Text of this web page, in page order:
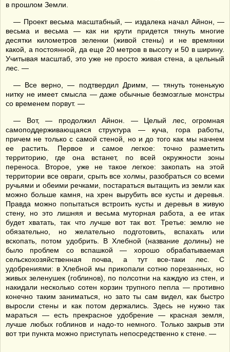
в прошлом Земли.
— Проект весьма масштабный, — издалека начал Айнон, —
весьма и весьма — как ни крути придется тянуть многие
десятки километров зеленки (живой стены) и не времянки
какой, а постоянной, да еще 20 метров в высоту и 50 в ширину.
Учитывая масштаб, это уже не просто живая стена, а цельный
лес. —
— Все верно, — подтвердил Дримм, — тянуть тоненькую
нитку не имеет смысла — даже обычные безмозглые монстры
со временем порвут. —
— Вот, — продолжил Айнон. — Целый лес, огромная
самоподдерживающаяся структура — куча, гора работы,
причем не только с самой стеной, но и до того как мы начнем
ее растить. Первое и самое легкое: точно разметить
территорию, где она встанет, по всей окружности зоны
переноса. Второе, уже не такое легкое: закопать на этой
территории все овраги, срыть все холмы, разобраться со всеми
ручьями и обеими речками, постараться вытащить из земли как
можно больше камня, на хрен вырубить все кусты и деревья.
Правда можно попытаться встроить кусты и деревья в живую
стену, но это лишняя и весьма муторная работа, а ее итак
будет хватать, так что лучше вот так вот. Третье: землю не
обязательно, но желательно подготовить, вспахать или
вскопать, потом удобрить. В Хлебной (название долины) не
было проблем со вспашкой — хорошо обрабатываемая
сельскохозяйственная почва, а тут все-таки лес. С
удобрениями: в Хлебной мы прикопали сотню порезанных, но
живых зеленушек (гоблинов), по полсотни на каждую из стен, и
накидали несколько сотен корзин трупного пепла — противно
конечно таким заниматься, но зато ты сам видел, как быстро
выросли стены и как потом держались. Здесь не нужно так
мараться — есть прекрасное удобрение — красная земля,
лучше любых гоблинов и надо-то немного. Только закрыв эти
вот три пункта можно приступать непосредственно к стене. —